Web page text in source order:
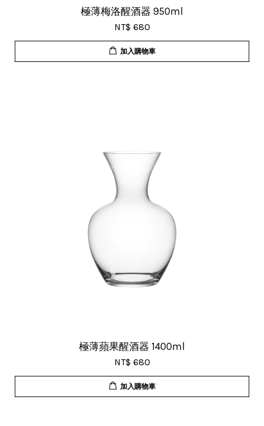
極薄梅洛醒酒器 950ml
NT$ 680
加入購物車
極薄蘋果醒酒器 1400ml
NT$ 680
加入購物車